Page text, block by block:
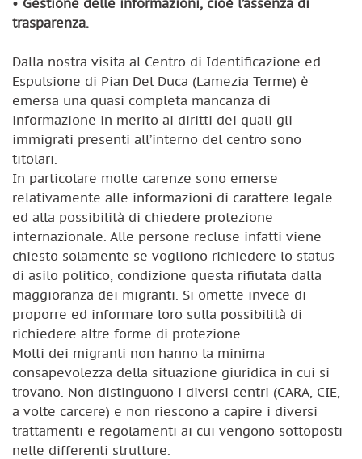
trasparenza.
Dalla nostra visita al Centro di Identificazione ed
Espulsione di Pian Del Duca (Lamezia Terme) è
emersa una quasi completa mancanza di
informazione in merito ai diritti dei quali gli
immigrati presenti all’interno del centro sono
titolari.
In particolare molte carenze sono emerse
relativamente alle informazioni di carattere legale
ed alla possibilità di chiedere protezione
internazionale. Alle persone recluse infatti viene
chiesto solamente se vogliono richiedere lo status
di asilo politico, condizione questa rifiutata dalla
maggioranza dei migranti. Si omette invece di
proporre ed informare loro sulla possibilità di
richiedere altre forme di protezione.
Molti dei migranti non hanno la minima
consapevolezza della situazione giuridica in cui si
trovano. Non distinguono i diversi centri (CARA, CIE,
a volte carcere) e non riescono a capire i diversi
trattamenti e regolamenti ai cui vengono sottoposti
nelle differenti strutture.